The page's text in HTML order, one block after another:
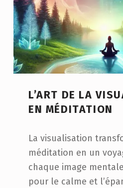
L’ART DE LA
EN MÉDITATION
La visualisation
méditation en un
chaque image
pour le calme et